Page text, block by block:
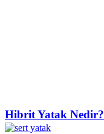
Hibrit Yatak Nedir?